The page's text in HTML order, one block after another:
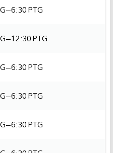
PTG
PTG
PTG
PTG
PTG